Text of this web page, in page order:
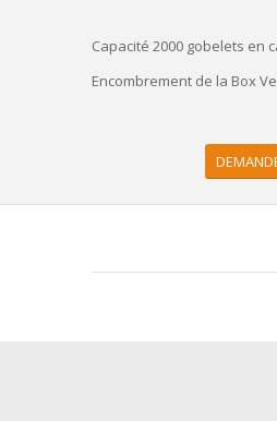
Capacité 2000 gobelets en
Encombrement de la Box